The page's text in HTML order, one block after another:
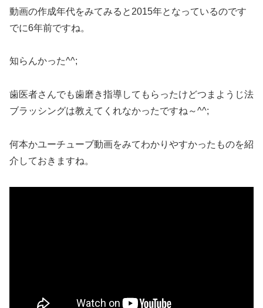
動画の作成年代をみてみると2015年となっているのです
でに6年前ですね。
知らんかった^^;
歯医者さんでも歯磨き指導してもらったけどつまようじ法
ブラッシングは教えてくれなかったですね～^^;
何本かユーチューブ動画をみてわかりやすかったものを紹
介しておきますね。